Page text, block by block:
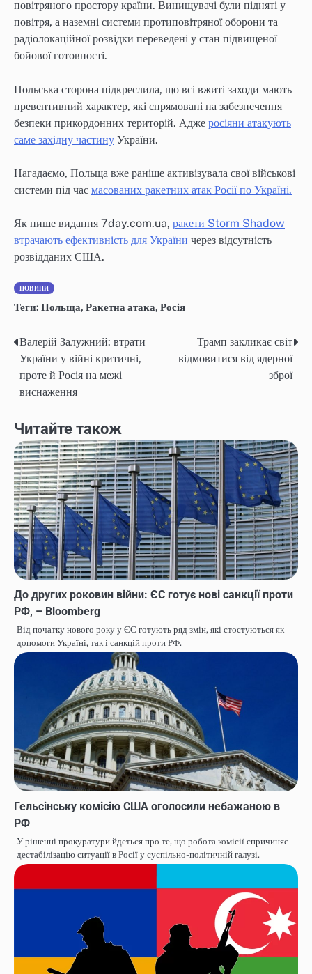
повітряного простору країни. Винищувачі були підняті у
повітря, а наземні системи протиповітряної оборони та
радіолокаційної розвідки переведені у стан підвищеної
бойової готовності.
Польська сторона підкреслила, що всі вжиті заходи мають
превентивний характер, які спрямовані на забезпечення
безпеки прикордонних територій. Адже росіяни атакують
саме західну частину України.
Нагадаємо, Польща вже раніше активізувала свої військові
системи під час масованих ракетних атак Росії по Україні.
Як пише видання 7day.com.ua, ракети Storm Shadow
втрачають ефективність для України через відсутність
розвідданих США.
НОВИНИ
Теги: Польща, Ракетна атака, Росія
Навігація
записів
Валерій Залужний: втрати
України у війні критичні,
проте й Росія на межі
виснаження
Трамп закликає світ
відмовитися від ядерної
зброї
Читайте також
До других роковин війни: ЄС готує нові санкції проти
РФ, – Bloomberg
Від початку нового року у ЄС готують ряд змін, які стостуються як
допомоги Україні, так і санкцій проти РФ.
Гельсінську комісію США оголосили небажаною в
РФ
У рішенні прокуратури йдеться про те, що робота комісії спричиняє
дестабілізацію ситуації в Росії у суспільно-політичній галузі.